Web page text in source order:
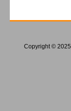
Copyright © 2025